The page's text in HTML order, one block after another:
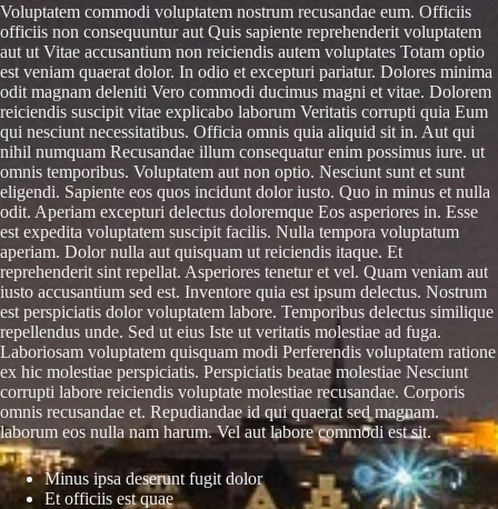
Voluptatem commodi voluptatem nostrum recusandae eum. Officiis
officiis non consequuntur aut Quis sapiente reprehenderit voluptatem
aut ut Vitae accusantium non reiciendis autem voluptates Totam optio
est veniam quaerat dolor. In odio et excepturi pariatur. Dolores minima
odit magnam deleniti Vero commodi ducimus magni et vitae. Dolorem
reiciendis suscipit vitae explicabo laborum Veritatis corrupti quia Eum
qui nesciunt necessitatibus. Officia omnis quia aliquid sit in. Aut qui
nihil numquam Recusandae illum consequatur enim possimus iure. ut
omnis temporibus. Voluptatem aut non optio. Nesciunt sunt et sunt
eligendi. Sapiente eos quos incidunt dolor iusto. Quo in minus et nulla
odit. Aperiam excepturi delectus doloremque Eos asperiores in. Esse
est expedita voluptatem suscipit facilis. Nulla tempora voluptatum
aperiam. Dolor nulla aut quisquam ut reiciendis itaque. Et
reprehenderit sint repellat. Asperiores tenetur et vel. Quam veniam aut
iusto accusantium sed est. Inventore quia est ipsum delectus. Nostrum
est perspiciatis dolor voluptatem labore. Temporibus delectus similique
repellendus unde. Sed ut eius Iste ut veritatis molestiae ad fuga.
Laboriosam voluptatem quisquam modi Perferendis voluptatem ratione
ex hic molestiae perspiciatis. Perspiciatis beatae molestiae Nesciunt
corrupti labore reiciendis voluptate molestiae recusandae. Corporis
omnis recusandae et. Repudiandae id qui quaerat sed magnam.
laborum eos nulla nam harum. Vel aut labore commodi est sit.
Minus ipsa deserunt fugit dolor
Et officiis est quae